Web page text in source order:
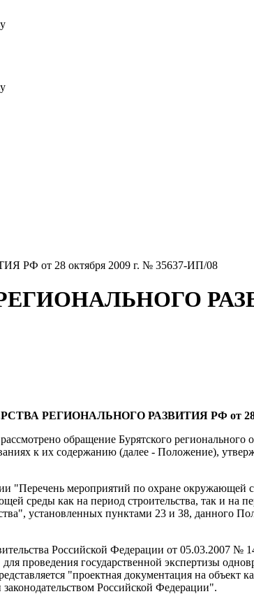
от 28 октября 2009 г. № 35637-ИП/08
РЕГИОНАЛЬНОГО РАЗВИТИЯ РФ от 28
обращение Бурятского
к их содержанию (далее - Положение),
"Перечень мероприятий по охране
среды как на период строительства, так и на
установленных пунктами 23 и 38, данного
Российской Федерации от 05.03.2007 №
проведения государственной экспертизы
"проектная документация на объект
Российской Федерации".